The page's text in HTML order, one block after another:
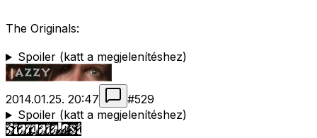
The Originals:
Spoiler (katt a megjelenítéshez)
2014.01.25. 20:47 #529
Spoiler (katt a megjelenítéshez)